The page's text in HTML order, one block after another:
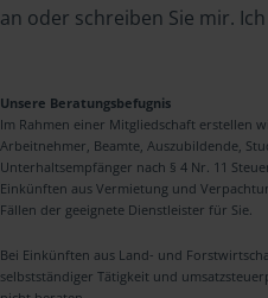
an oder schreiben Sie mir.
Unsere Beratungsbefugnis
Im Rahmen einer Mitgliedschaft erstellen
Arbeitnehmer, Beamte, Auszubildende,
Unterhaltsempfänger nach § 4 Nr. 11
Einkünften aus Vermietung und
Fällen der geeignete Dienstleister für Sie.
Bei Einkünften aus Land- und
selbstständiger Tätigkeit und